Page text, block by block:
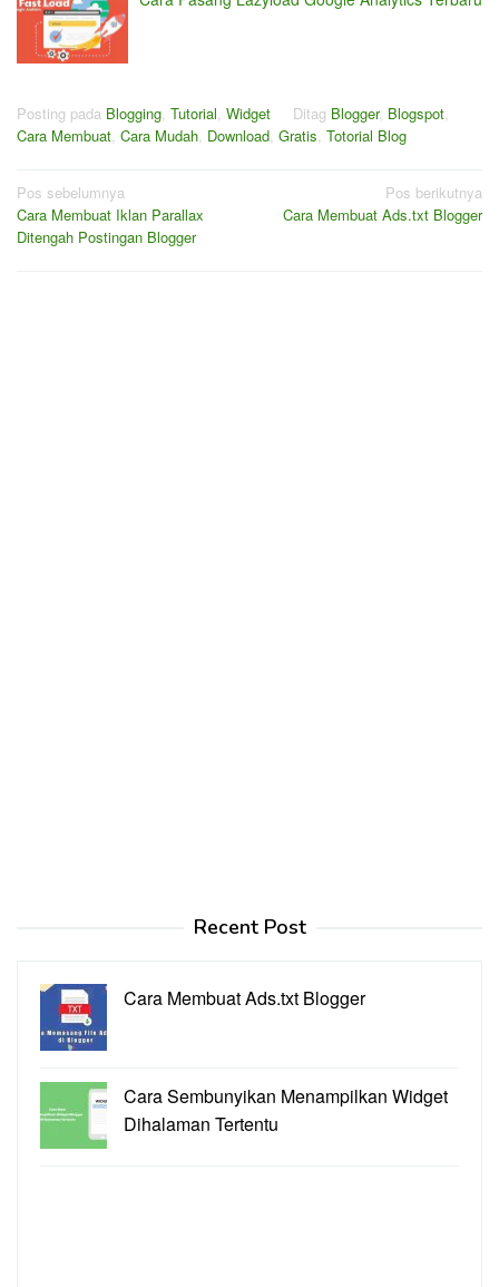
Posting pada Blogging, Tutorial, Widget Ditag Blogger, Blogspot,
Cara Membuat, Cara Mudah, Download, Gratis, Totorial Blog
Navigasi
pos
Pos sebelumnya
Cara Membuat Iklan Parallax
Ditengah Postingan Blogger
Pos berikutnya
Cara Membuat Ads.txt Blogger
Recent Post
Cara Membuat Ads.txt Blogger
Cara Sembunyikan Menampilkan Widget
Dihalaman Tertentu